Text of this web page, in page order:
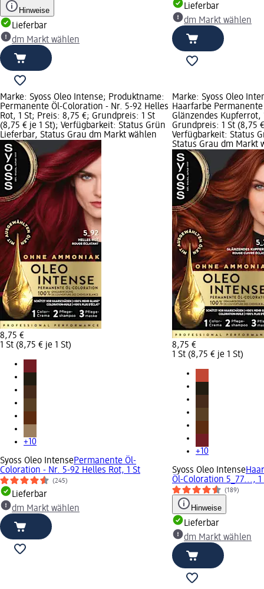
Hinweise
Lieferbar
dm Markt wählen
Lieferbar
dm Markt wählen
Marke: Syoss Oleo Intense; Produktname:
Permanente Öl-Coloration - Nr. 5-92 Helles
Rot, 1 St; Preis: 8,75 €; Grundpreis: 1 St
(8,75 € je 1 St); Verfügbarkeit: Status Grün
Lieferbar, Status Grau dm Markt wählen
8,75 €
1 St (8,75 € je 1 St)
+10
Syoss Oleo IntensePermanente Öl-
Coloration - Nr. 5-92 Helles Rot, 1 St
(245)
Lieferbar
dm Markt wählen
Marke: Syoss Oleo
Haarfarbe
Glänzendes Kupferrot,
Grundpreis: 1 St (8,75
Verfügbarkeit: Status
Status Grau dm Markt
8,75 €
1 St (8,75 € je 1 St)
+10
Syoss Oleo Intense
Öl-Coloration 5_77..., 1
(189)
Hinweise
Lieferbar
dm Markt wählen